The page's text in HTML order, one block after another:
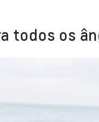
todos os